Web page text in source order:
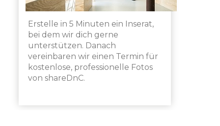
Erstelle in 5 Minuten ein Inserat,
bei dem wir dich gerne
unterstützen. Danach
vereinbaren wir einen Termin für
kostenlose, professionelle Fotos
von shareDnC.